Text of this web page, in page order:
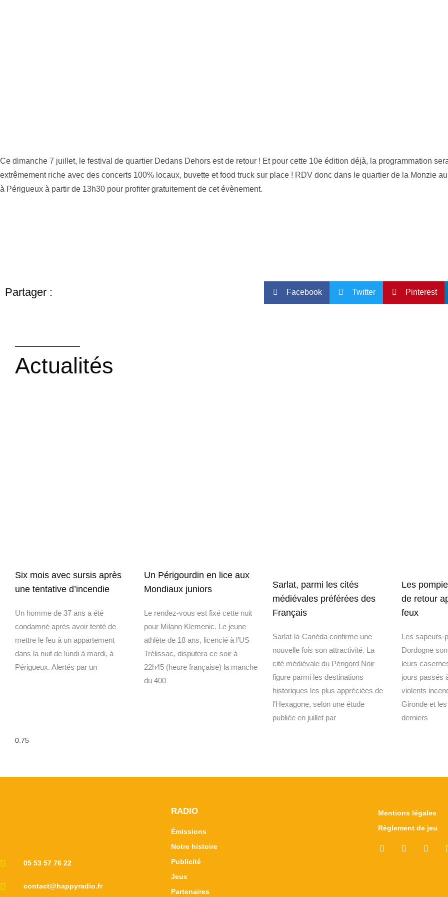
Ce dimanche 7 juillet, le festival de quartier Dedans Dehors est de retour ! Et pour cette 10e édition déjà, la programmation
extrêmement riche avec des concerts 100% locaux, buvette et food truck sur place ! RDV donc dans le quartier de la Monzie
à Périgueux à partir de 13h30 pour profiter gratuitement de cet évènement.
Partager : Facebook Twitter Pinterest
Actualités
Six mois avec sursis après
une tentative d’incendie
Un homme de 37 ans a été
condamné après avoir tenté de
mettre le feu à un appartement
dans la nuit de lundi à mardi, à
Périgueux. Alertés par un
Un Périgourdin en lice aux
Mondiaux juniors
Le rendez-vous est fixé cette nuit
pour Milann Klemenic. Le jeune
athlète de 18 ans, licencié à l’US
Trélissac, disputera ce soir à
22h45 (heure française) la manche
du 400
Sarlat, parmi les cités
médiévales préférées des
Français
Sarlat-la-Canéda confirme une
nouvelle fois son attractivité. La
cité médiévale du Périgord Noir
figure parmi les destinations
historiques les plus appréciées de
l’Hexagone, selon une étude
publiée en juillet par
Les
de retour
feux
Les sapeurs-
Dordogne
leurs
jours passés
violents
Gironde et
derniers
05 53 57 76 22
contact@happyradio.fr
RADIO
Émissions
Notre histoire
Publicité
Jeux
Partenaires
Mentions légales
Règlement de jeu